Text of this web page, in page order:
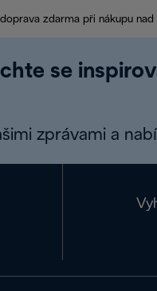
zdarma při nákupu nad
se
zprávami a